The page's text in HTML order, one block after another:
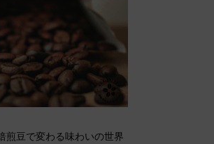
煎豆で変わる味わいの世界